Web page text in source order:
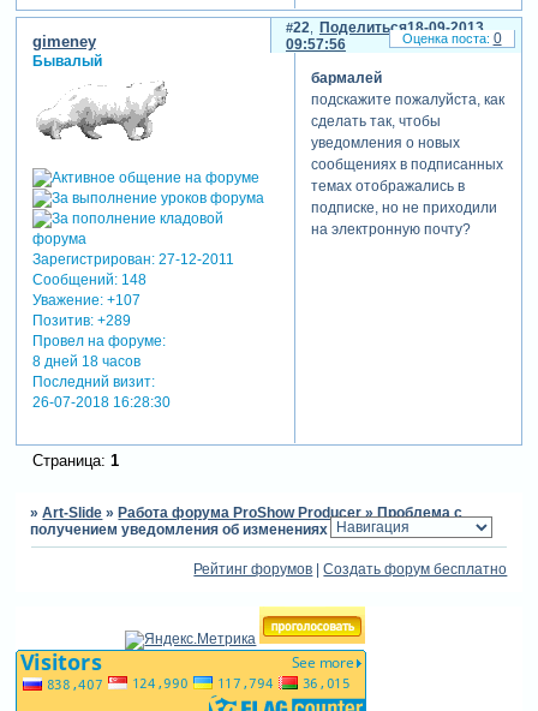
Поделиться
22
18-09-2013
09:57:56
gimeney
Бывалый
Зарегистрирован: 27-12-2011
Сообщений:148
Уважение: +107
Позитив: +289
Провел на форуме:
8 дней 18 часов
Последний визит:
26-07-2018 16:28:30
бармалей
подскажите пожалуйста, как
сделать так, чтобы
уведомления о новых
сообщениях в подписанных
темах отображались в
подписке, но не приходили
на электронную почту?
0
Страница: 1
»Art-Slide »Работа форума ProShow Producer »Проблема с
получением уведомления об изменениях на подписаннцю тему
Рейтинг форумов |Создать форум бесплатно